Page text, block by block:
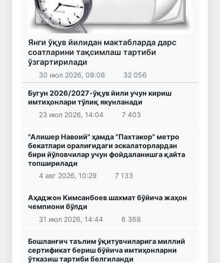
Янги ўқув йилидан мактабларда дарс
соатларини тақсимлаш тартиби
ўзгартирилади
30 июл 2026, 09:06 32 056
Бугун 2026/2027-ўқув йили учун кириш
имтиҳонлари тўлиқ якунланади
23 июл 2026, 14:04
7 403
"Алишер Навоий" ҳамда "Пахтакор" метро
бекатлари оралиғидаги эскалаторлардан
бири йўловчилар учун фойдаланишга қайта
топширилади
4 авг 2026, 10:29
7 133
Аҳаджон Кимсанбоев шахмат бўйича жаҳон
чемпиони бўлди
31 июл 2026, 14:44
6 368
Бошланғич таълим ўқитувчиларига миллий
сертификат бериш бўйича имтиҳонларни
ўтказиш тартиби белгиланди